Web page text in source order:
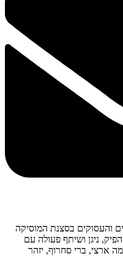
והעסוקים בסצנת המוסיקה
ניגן ושיתף פעולה עם
ארצי, ברי סחרוף, יזהר